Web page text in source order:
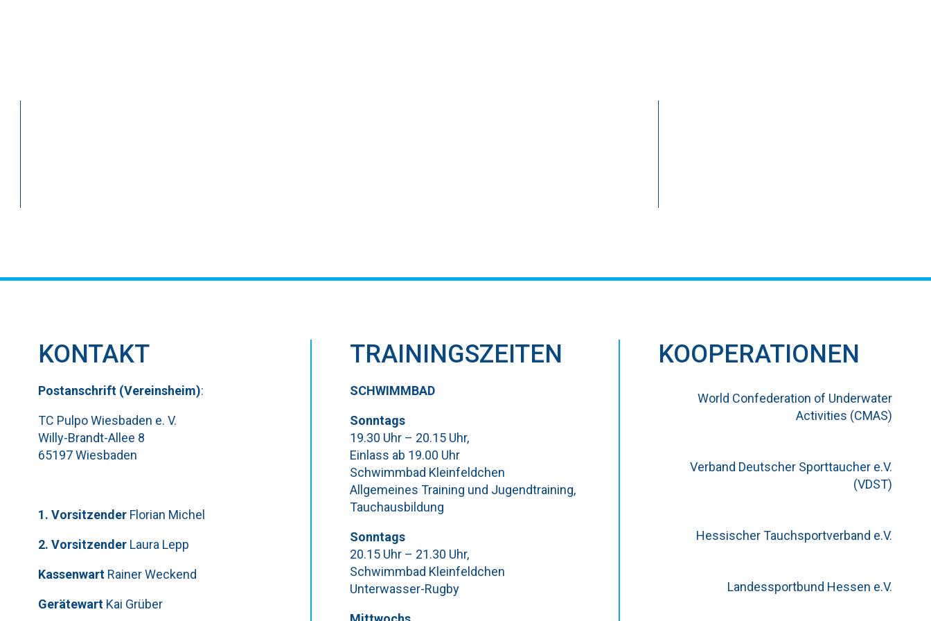
KONTAKT
Postanschrift (Vereinsheim):
TC Pulpo Wiesbaden e. V.
Willy-Brandt-Allee 8
65197 Wiesbaden
1. Vorsitzender Florian Michel
Bitte lasse dieses Feld leer.
2. Vorsitzender Laura Lepp
Kassenwart Rainer Weckend
Gerätewart Kai Grüber
TRAININGSZEITEN
SCHWIMMBAD
Sonntags
19.30 Uhr – 20.15 Uhr,
Einlass ab 19.00 Uhr
Schwimmbad Kleinfeldchen
Allgemeines Training und Jugendtraining,
Tauchausbildung
Sonntags
20.15 Uhr – 21.30 Uhr,
Schwimmbad Kleinfeldchen
Unterwasser-Rugby
KOOPERATIONEN
World Confederation of Underwater
Activities (CMAS)
Verband Deutscher Sporttaucher e.V.
(VDST)
Hessischer Tauchsportverband e.V.
Landessportbund Hessen e.V.